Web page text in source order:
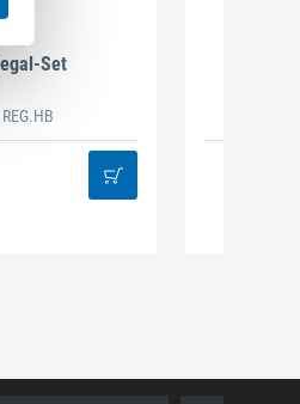
Set